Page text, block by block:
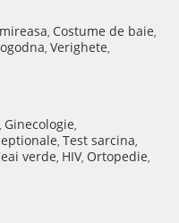
, Costume de baie,
, Verighete,
, Ginecologie,
, Test sarcina,
verde, HIV, Ortopedie,